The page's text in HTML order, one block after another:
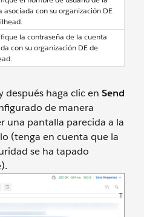
asociada con su organización DE
la contraseña de la cuenta
con su organización DE de
después haga clic en Send
de manera
una pantalla parecida a la
(tenga en cuenta que la
se ha tapado